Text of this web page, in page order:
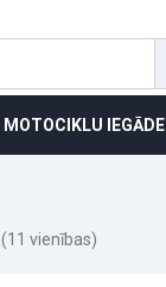
MOTOCIKLU IEGĀDE
(11 vienības)